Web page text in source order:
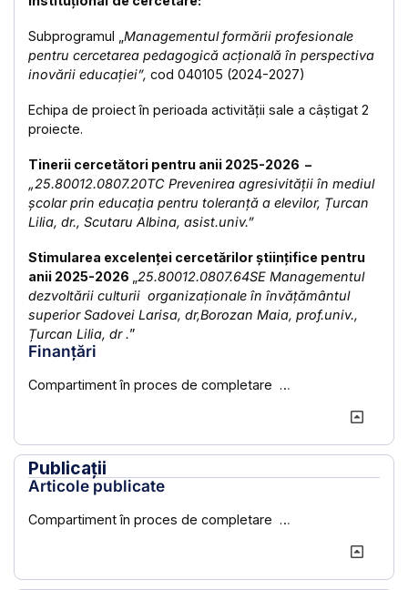
Subprogramul „ Managementul formării profesionale
pentru cercetarea pedagogică acțională în perspectiva
inovării educației”, cod 040105 (2024-2027)
Echipa de proiect în perioada activității sale a câștigat 2
proiecte.
Tinerii cercetători pentru anii 2025-2026 –
„25.80012.0807.20TC Prevenirea agresivității în mediul
școlar prin educația pentru toleranță a elevilor, Țurcan
Lilia, dr., Scutaru Albina, asist.univ.”
Stimularea excelenței cercetărilor științifice pentru
anii 2025-2026
25.80012.0807.64SE Managementul
dezvoltării culturii organizaționale în învățământul
superior Sadovei Larisa, dr,Borozan Maia, prof.univ.,
Țurcan Lilia, dr .”
Finanțări
Compartiment în proces de completare …
Publicații
Articole publicate
Compartiment în proces de completare …